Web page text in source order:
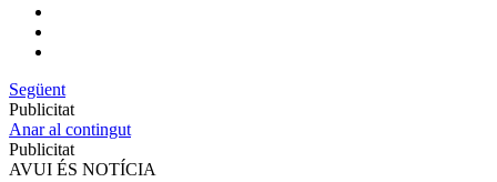
Següent
Publicitat
Anar al contingut
Publicitat
AVUI ÉS NOTÍCIA